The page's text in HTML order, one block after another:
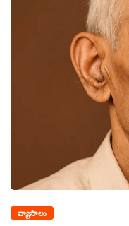
వ్యాసాలు